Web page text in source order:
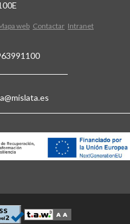
web Contactar Intranet